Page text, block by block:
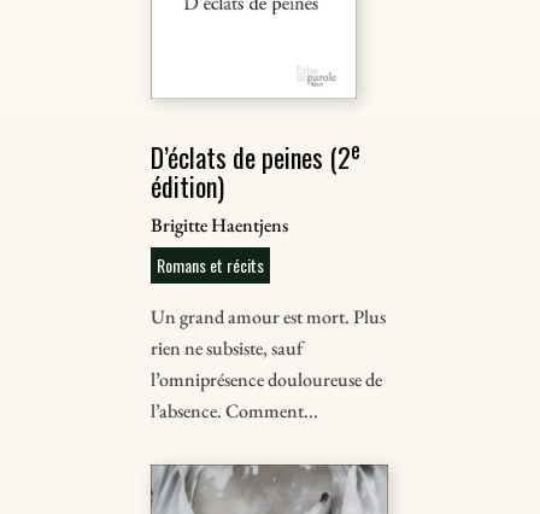
D’éclats de peines (2e
édition)
Brigitte Haentjens
Romans et récits
Un grand amour est mort. Plus
rien ne subsiste, sauf
l’omniprésence douloureuse de
l’absence. Comment...